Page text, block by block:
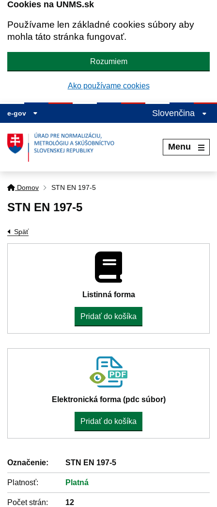
Cookies na UNMS.sk
Používame len základné cookies súbory aby
mohla táto stránka fungovať.
Rozumiem
Ako používame cookies
e-gov Slovenčina
Menu
Domov STN EN 197-5
STN EN 197-5
Späť
Listinná forma
Pridať do košíka
Elektronická forma (pdc súbor)
Pridať do košíka
Označenie: STN EN 197-5
Platnosť: Platná
Počet strán: 12